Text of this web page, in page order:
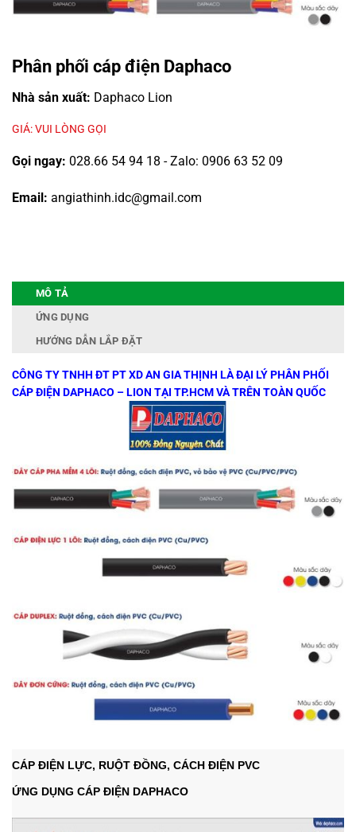
Phân phối cáp điện Daphaco
Nhà sản xuất: Daphaco Lion
GIÁ: VUI LÒNG GỌI
Gọi ngay: 028.66 54 94 18 - Zalo: 0906 63 52 09
Email: angiathinh.idc@gmail.com
MÔ TẢ
ỨNG DỤNG
HƯỚNG DẪN LẮP ĐẶT
CÔNG TY TNHH ĐT PT XD AN GIA THỊNH LÀ ĐẠI LÝ PHÂN PHỐI
CÁP ĐIỆN DAPHACO – LION TẠI TP.HCM VÀ TRÊN TOÀN QUỐC
CÁP ĐIỆN LỰC, RUỘT ĐỒNG, CÁCH ĐIỆN PVC
ỨNG DỤNG CÁP ĐIỆN DAPHACO